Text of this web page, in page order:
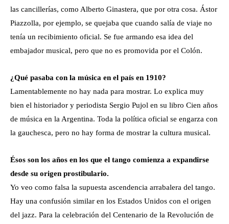
las cancillerías, como Alberto Ginastera, que por otra cosa. Ástor
Piazzolla, por ejemplo, se quejaba que cuando salía de viaje no
tenía un recibimiento oficial. Se fue armando esa idea del
embajador musical, pero que no es promovida por el Colón.
¿Qué pasaba con la música en el país en 1910?
Lamentablemente no hay nada para mostrar. Lo explica muy
bien el historiador y periodista Sergio Pujol en su libro Cien años
de música en la Argentina. Toda la política oficial se engarza con
la gauchesca, pero no hay forma de mostrar la cultura musical.
Ésos son los años en los que el tango comienza a expandirse
desde su origen prostibulario.
Yo veo como falsa la supuesta ascendencia arrabalera del tango.
Hay una confusión similar en los Estados Unidos con el origen
del jazz. Para la celebración del Centenario de la Revolución de